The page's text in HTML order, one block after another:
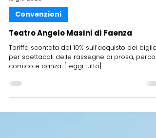
10 giu 2025
Convenzioni
Teatro Angelo Masini di Faenza
Tariffa scontata del 10% sull’acquisto dei
per spettacoli delle rassegne di prosa,